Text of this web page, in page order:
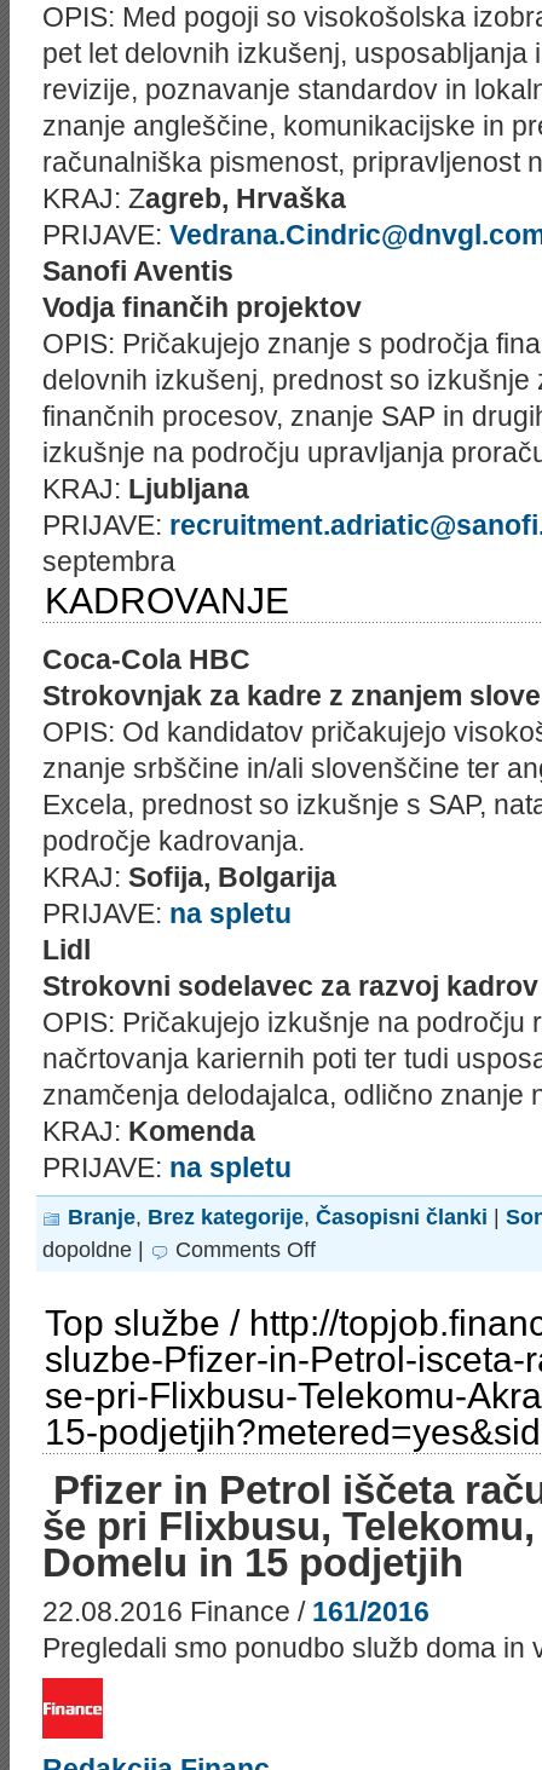
OPIS: Med pogoji so visokošolska
pet let delovnih izkušenj, usposabljanja
revizije, poznavanje standardov in
znanje angleščine, komunikacijske in
računalniška pismenost, pripravljenost
KRAJ: Zagreb, Hrvaška
PRIJAVE:
Sanofi Aventis
Vodja finančih projektov
OPIS: Pričakujejo znanje s področja
delovnih izkušenj, prednost so izkušnje
finančnih procesov, znanje SAP in
izkušnje na področju upravljanja
KRAJ: Ljubljana
PRIJAVE:
septembra
KADROVANJE
Coca-Cola HBC
Strokovnjak za kadre z znanjem
OPIS: Od kandidatov pričakujejo
znanje srbščine in/ali slovenščine ter
Excela, prednost so izkušnje s SAP,
področje kadrovanja.
KRAJ: Sofija, Bolgarija
PRIJAVE: na spletu
Lidl
Strokovni sodelavec za razvoj kadrov
OPIS: Pričakujejo izkušnje na področju
načrtovanja kariernih poti ter tudi
znamčenja delodajalca, odlično znanje
KRAJ: Komenda
PRIJAVE: na spletu
Branje, Brez kategorije, Časopisni članki
dopoldne |
Comments Offon
Mlinotest-
Iskratel-
iscejo-
trznike-
Sluzbe-
se-
pri-
Telekomu-
DUTB-
in-
podjetjih?
metered=yes&sid=438062175
/
službe
–
Petrol,
Mlinotest,
Top službe / http://
sluzbe-Pfizer-in-Petrol-isceta-
se-pri-Flixbusu-Telekomu-
15-
Pfizer in Petrol iščeta
še pri Flixbusu,
Domelu in 15 podjetjih
22.08.2016 Finance / 161/2016
Pregledali smo ponudbo služb doma in